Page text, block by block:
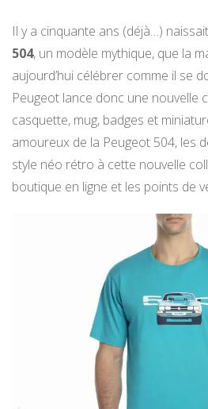
Il y a cinquante ans (déjà…)
504, un modèle mythique, que la
aujourd’hui célébrer comme il se
Peugeot lance donc une nouvelle
casquette, mug, badges et
amoureux de la Peugeot 504, les
style néo rétro à cette nouvelle
boutique en ligne et les points de